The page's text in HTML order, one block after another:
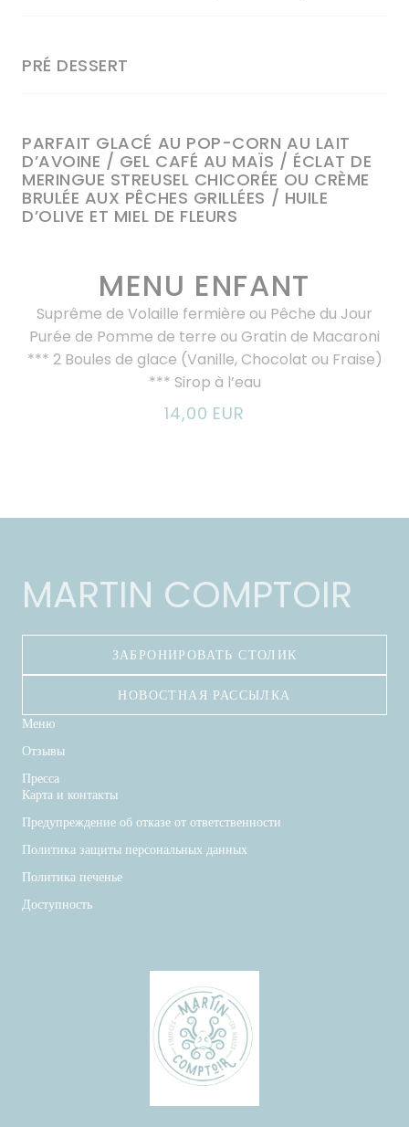
PRÉ DESSERT
PARFAIT GLACÉ AU POP-CORN AU LAIT
D’AVOINE / GEL CAFÉ AU MAÏS / ÉCLAT DE
MERINGUE STREUSEL CHICORÉE OU CRÈME
BRULÉE AUX PÊCHES GRILLÉES / HUILE
D’OLIVE ET MIEL DE FLEURS
MENU ENFANT
Suprême de Volaille fermière ou Pêche du Jour
Purée de Pomme de terre ou Gratin de Macaroni
*** 2 Boules de glace (Vanille, Chocolat ou Fraise)
*** Sirop à l’eau
14,00 EUR
MARTIN COMPTOIR
ЗАБРОНИРОВАТЬ СТОЛИК
НОВОСТНАЯ РАССЫЛКА
Меню
Отзывы
Пресса
Карта и контакты
Предупреждение об отказе от ответственности
Политика защиты персональных данных
Политика печенье
Доступность